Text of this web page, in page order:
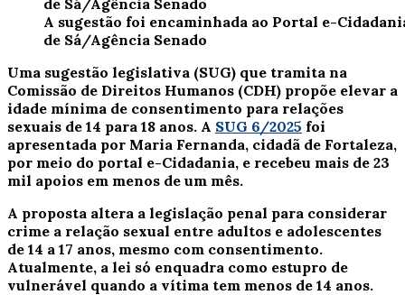
A sugestão foi encaminhada ao Portal e-
de Sá/Agência Senado
Uma sugestão legislativa (SUG) que tramita na
Comissão de Direitos Humanos (CDH) propõe elevar a
idade mínima de consentimento para relações
sexuais de 14 para 18 anos. A SUG 6/2025 foi
apresentada por Maria Fernanda, cidadã de Fortaleza,
por meio do portal e-Cidadania, e recebeu mais de 23
mil apoios em menos de um mês.
A proposta altera a legislação penal para considerar
crime a relação sexual entre adultos e adolescentes
de 14 a 17 anos, mesmo com consentimento.
Atualmente, a lei só enquadra como estupro de
vulnerável quando a vítima tem menos de 14 anos.